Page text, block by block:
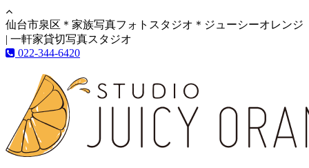
仙台市泉区＊家族写真フォトスタジオ＊ジューシーオレンジ
| 一軒家貸切写真スタジオ
022-344-6420